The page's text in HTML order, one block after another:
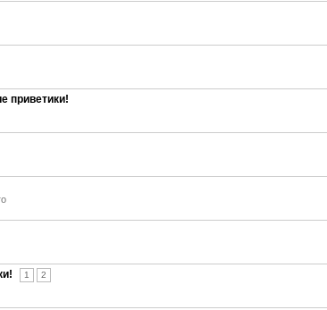
приветики!
1 2